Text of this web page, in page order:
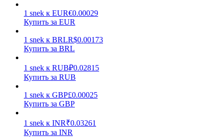
Силовая свинья
Получайте конкурентные награды ежедневно
1 snek к EUR€0.00029
Купить за EUR
1 snek к BRLR$0.00173
Купить за BRL
1 snek к RUB₽0.02815
Купить за RUB
1 snek к GBP£0.00025
Купить за GBP
1 snek к INR₹0.03261
Купить за INR